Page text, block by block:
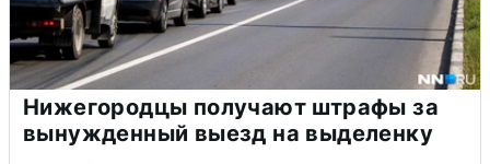
Нижегородцы получают штрафы за
вынужденный выезд на выделенку